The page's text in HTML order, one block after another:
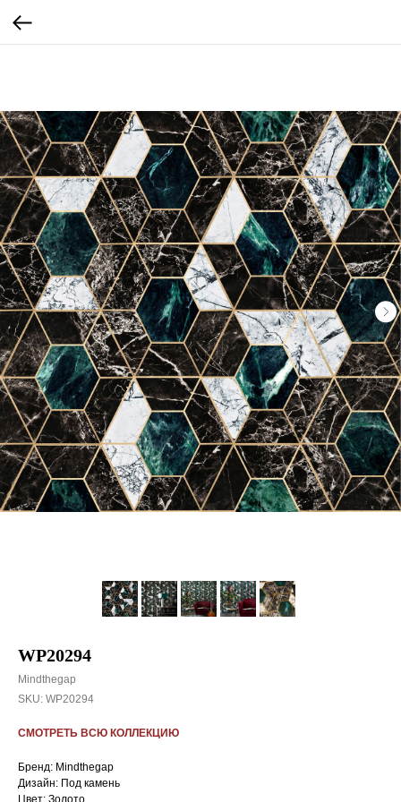
WP20294
Mindthegap
SKU: WP20294
СМОТРЕТЬ ВСЮ КОЛЛЕКЦИЮ
Бренд: Mindthegap
Дизайн: Под камень
Цвет: Золото